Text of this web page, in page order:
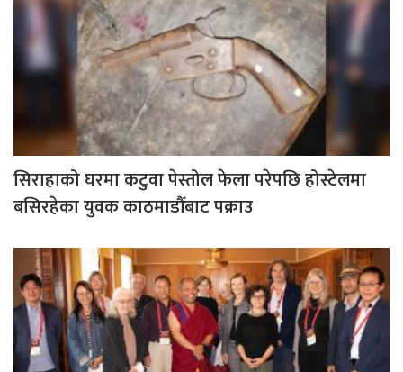
सिराहाको घरमा कटुवा पेस्तोल फेला परेपछि होस्टेलमा
बसिरहेका युवक काठमाडौँबाट पक्राउ